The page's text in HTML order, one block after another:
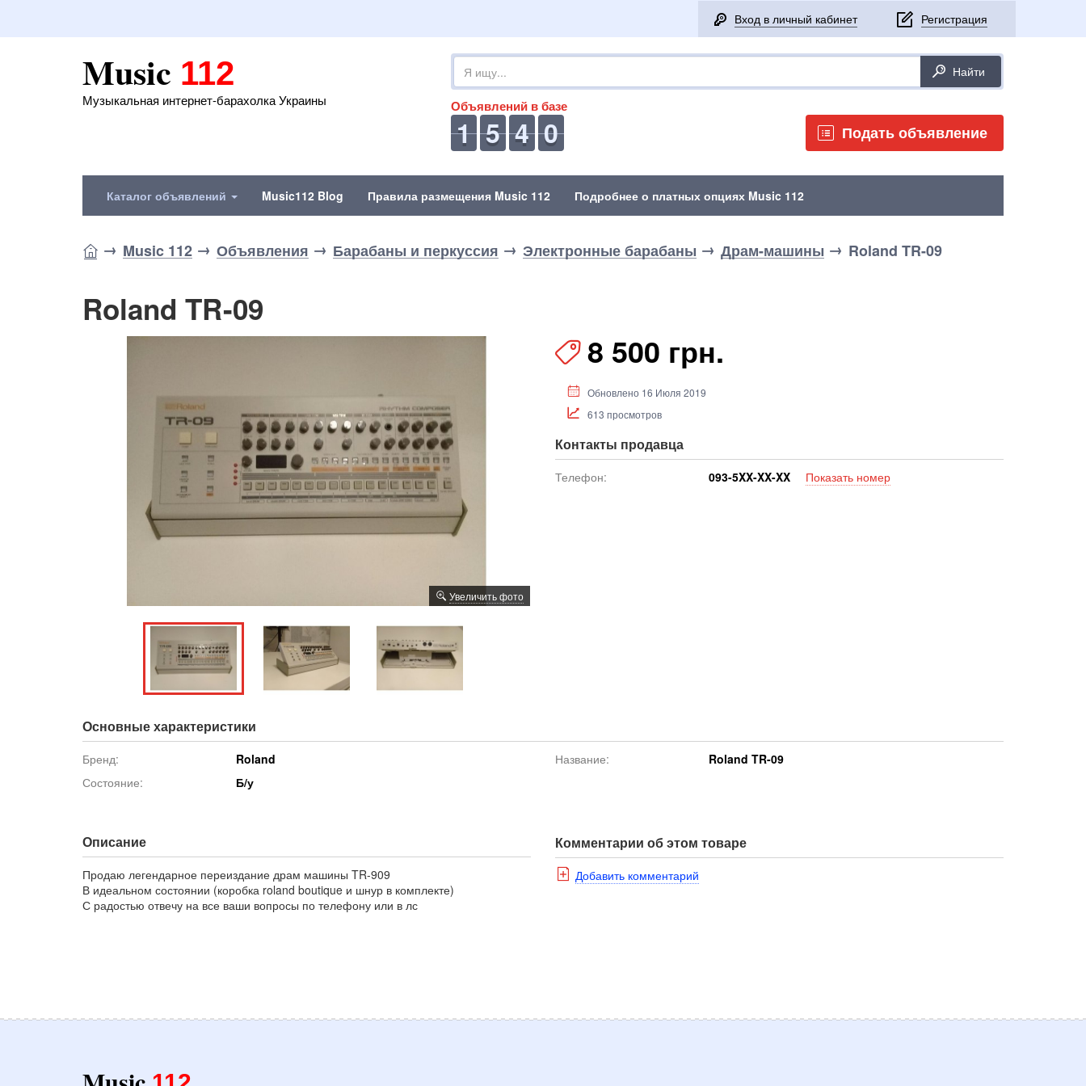
Music 112
Музыкальная интернет-барахолка Украины Объявлений в базе
1 5 4 0 Подать объявление
Каталог объявлений Music112 Blog Правила размещения Music 112 Подробнее о платных опциях Music 112
Music 112 Объявления Барабаны и перкуссия Электронные барабаны Драм-машины Roland TR-09
Roland TR-09
Увеличить фото
8 500 грн.
Обновлено 16 Июля 2019
613 просмотров
Контакты продавца
Телефон: 093-5XX-XX-XX Показать номер
Основные характеристики
Бренд: Roland Название:
Roland TR-09
Состояние:
Б/у
Описание
Продаю легендарное переиздание драм машины TR-909
В идеальном состоянии (коробка roland boutique и шнур в комплекте)
С радостью отвечу на все ваши вопросы по телефону или в лс
Комментарии об этом товаре
Добавить комментарий